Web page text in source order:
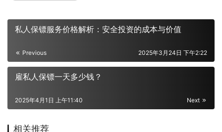
私人保镖服务价格解析：安全投资的成本与价值
Previous 2025年3月24日 下午2:22
雇私人保镖一天多少钱？
Next
2025年4月1日 上午11:40
相关推荐